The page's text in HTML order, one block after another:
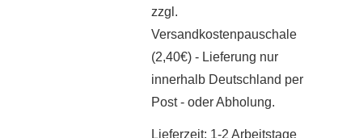
zzgl.
Versandkostenpauschale
(2,40€) - Lieferung nur
innerhalb Deutschland per
Post - oder Abholung.
Lieferzeit: 1-2 Arbeitstage